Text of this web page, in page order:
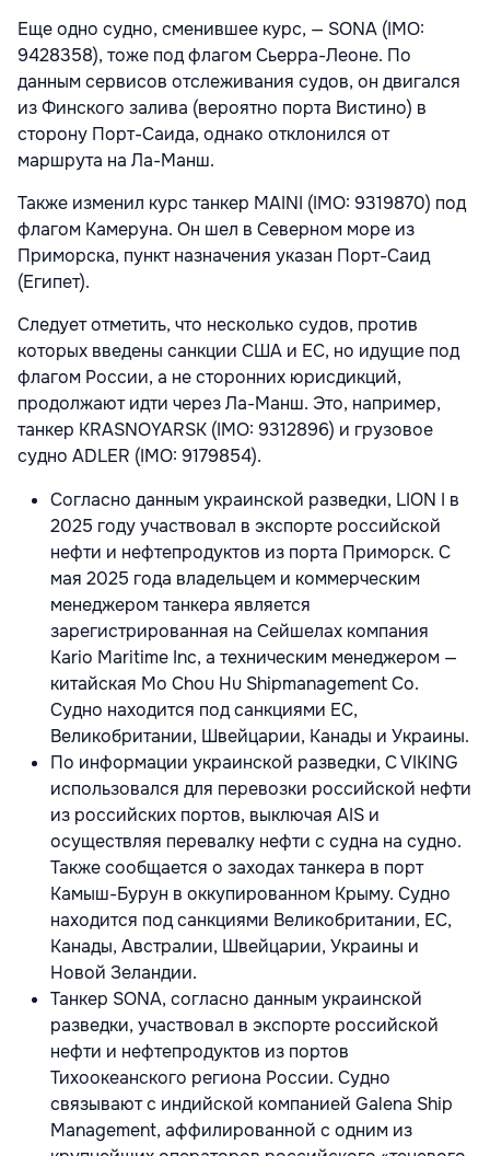
Еще одно судно, сменившее курс, — SONA (IMO:
9428358), тоже под флагом Сьерра-Леоне. По
данным сервисов отслеживания судов, он двигался
из Финского залива (вероятно порта Вистино) в
сторону Порт-Саида, однако отклонился от
маршрута на Ла-Манш.
Также изменил курс танкер MAINI (IMO: 9319870) под
флагом Камеруна. Он шел в Северном море из
Приморска, пункт назначения указан Порт-Саид
(Египет).
Следует отметить, что несколько судов, против
которых введены санкции США и ЕС, но идущие под
флагом России, а не сторонних юрисдикций,
продолжают идти через Ла-Манш. Это, например,
танкер KRASNOYARSK (IMO: 9312896) и грузовое
судно ADLER (IMO: 9179854).
Согласно данным украинской разведки, LION I в
2025 году участвовал в экспорте российской
нефти и нефтепродуктов из порта Приморск. С
мая 2025 года владельцем и коммерческим
менеджером танкера является
зарегистрированная на Сейшелах компания
Kario Maritime Inc, а техническим менеджером —
китайская Mo Chou Hu Shipmanagement Co.
Судно находится под санкциями ЕС,
Великобритании, Швейцарии, Канады и Украины.
По информации украинской разведки, C VIKING
использовался для перевозки российской нефти
из российских портов, выключая AIS и
осуществляя перевалку нефти с судна на судно.
Также сообщается о заходах танкера в порт
Камыш-Бурун в оккупированном Крыму. Судно
находится под санкциями Великобритании, ЕС,
Канады, Австралии, Швейцарии, Украины и
Новой Зеландии.
Танкер SONA, согласно данным украинской
разведки, участвовал в экспорте российской
нефти и нефтепродуктов из портов
Тихоокеанского региона России. Судно
связывают с индийской компанией Galena Ship
Management, аффилированной с одним из